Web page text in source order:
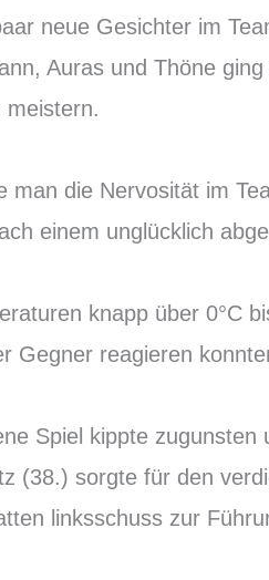
neue Gesichter im
Auras und Thöne
meistern.
man die Nervosität im
einem unglücklich
knapp über 0°C
Gegner reagieren
Spiel kippte
(38.) sorgte für den
linksschuss zur